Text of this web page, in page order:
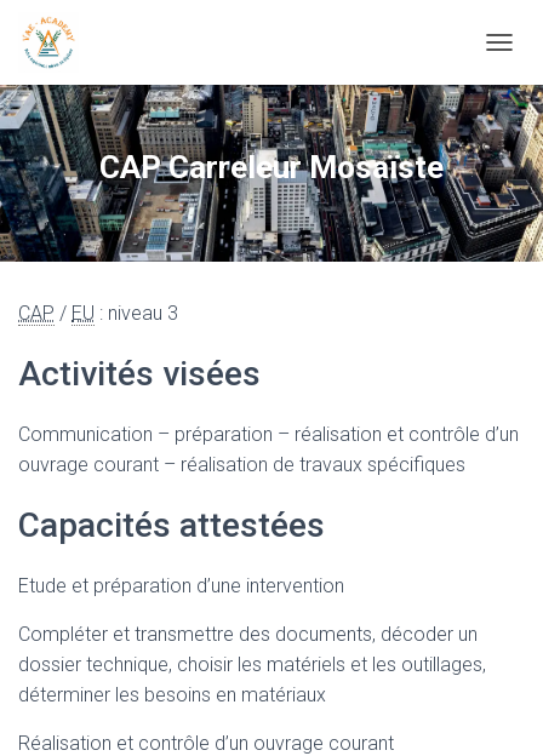
CAP Carreleur Mosaïste
CAP / EU : niveau 3
Activités visées
Communication – préparation – réalisation et contrôle d’un
ouvrage courant – réalisation de travaux spécifiques
Capacités attestées
Etude et préparation d’une intervention
Compléter et transmettre des documents, décoder un
dossier technique, choisir les matériels et les outillages,
déterminer les besoins en matériaux
Réalisation et contrôle d’un ouvrage courant